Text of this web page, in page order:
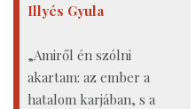
Illyés Gyula
„Amiről én szólni
akartam: az ember a
hatalom karjában, s a